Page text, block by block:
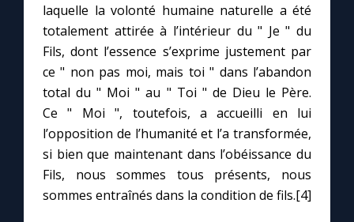
laquelle la volonté humaine naturelle a été
totalement attirée à l’intérieur du " Je " du
Fils, dont l’essence s’exprime justement par
ce " non pas moi, mais toi " dans l’abandon
total du " Moi " au " Toi " de Dieu le Père.
Ce " Moi ", toutefois, a accueilli en lui
l’opposition de l’humanité et l’a transformée,
si bien que maintenant dans l’obéissance du
Fils, nous sommes tous présents, nous
sommes entraînés dans la condition de fils.[4]